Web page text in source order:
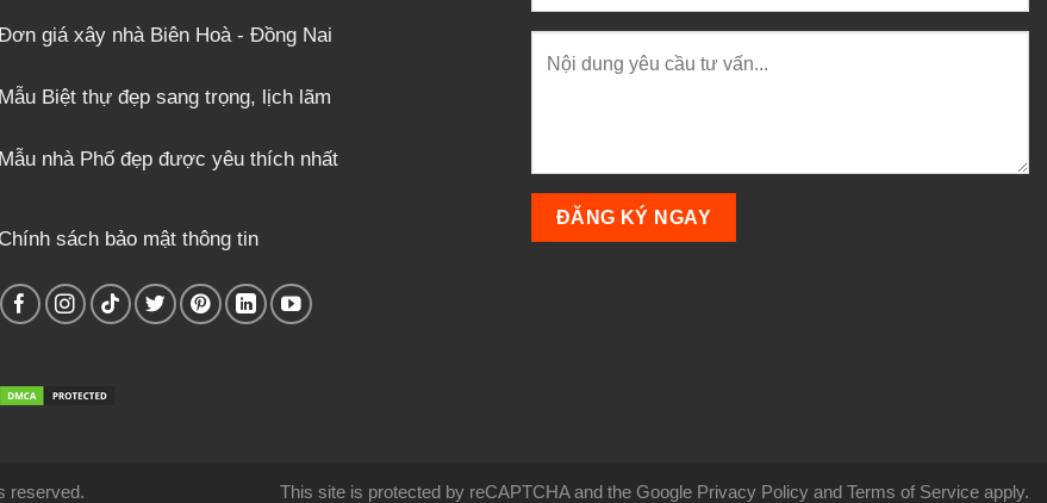
giá xây nhà Biên Hoà - Đồng Nai
Mẫu Biệt thự đẹp sang trọng, lịch lãm
Mẫu nhà Phố đẹp được yêu thích nhất
Chính sách bảo mật thông tin
This site is protected by reCAPTCHA and the Google Privacy Policy and Terms of Service apply.
reserved.